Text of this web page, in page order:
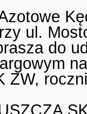
ul.
do
ZW,